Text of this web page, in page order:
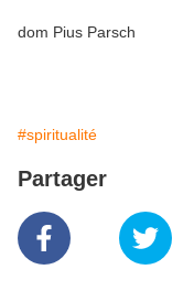
dom Pius Parsch
#spiritualité
Partager